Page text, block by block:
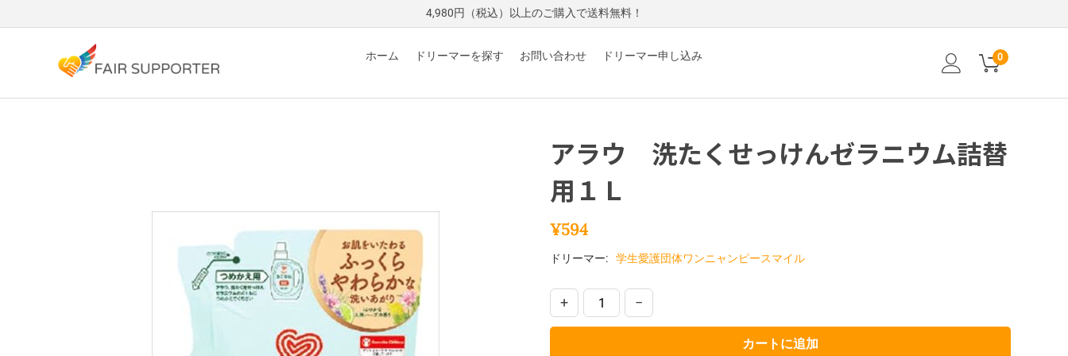
4,980円（税込）以上のご購入で送料無料！
ホーム ドリーマーを探す お問い合わせ ドリーマー申し込み 0
アラウ 洗たくせっけんゼラニウム詰替
用１Ｌ
¥594
ドリーマー: 学生愛護団体ワンニャンピースマイル
+ −
カートに追加